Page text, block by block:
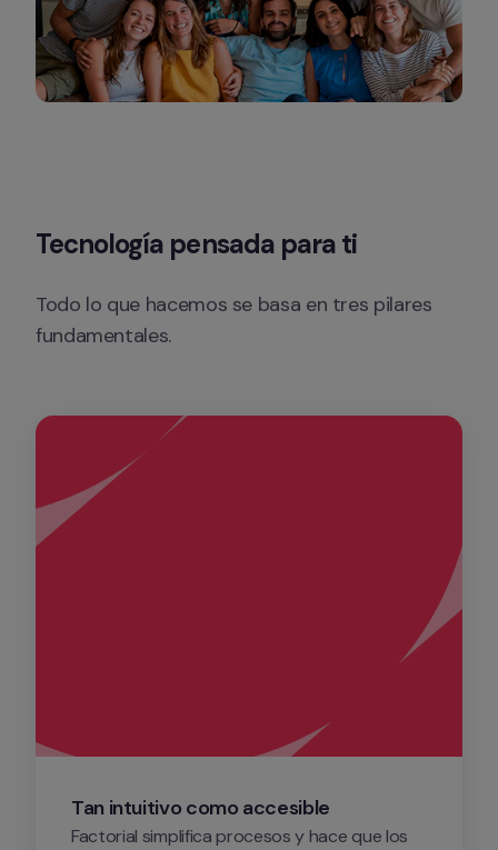
Tecnología pensada para ti
Todo lo que hacemos se basa en tres pilares
fundamentales.
Tan intuitivo como accesible
Factorial simplifica procesos y hace que los